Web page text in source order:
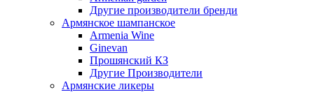
Другие производители бренди
Армянское шампанское
Armenia Wine
Ginevan
Прошянский КЗ
Другие Производители
Армянские ликеры